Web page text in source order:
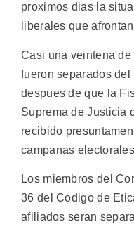
proximos dias la
liberales que
Casi una veintena
fueron separados
despues de que la
Suprema de Justicia
recibido
campanas
Los miembros del
36 del Codigo de
afiliados seran